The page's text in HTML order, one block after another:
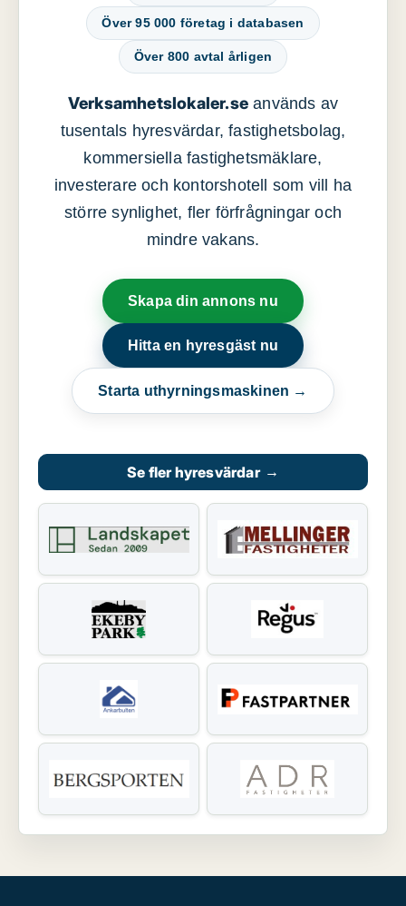
Över 95 000 företag i databasen
Över 800 avtal årligen
Verksamhetslokaler.se används av
tusentals hyresvärdar, fastighetsbolag,
kommersiella fastighetsmäklare,
investerare och kontorshotell som vill ha
större synlighet, fler förfrågningar och
mindre vakans.
Skapa din annons nu
Hitta en hyresgäst nu
Starta uthyrningsmaskinen →
Se fler hyresvärdar →